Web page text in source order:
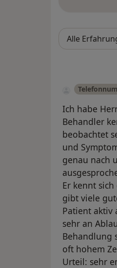
Ich habe
Behandler
beobachtet
und
genau nach
Er kennt
gibt viele
Patient aktiv
sehr an
Behandlung
oft hohem
Urteil: sehr